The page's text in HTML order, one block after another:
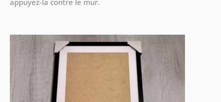
appuyez-la contre le mur.